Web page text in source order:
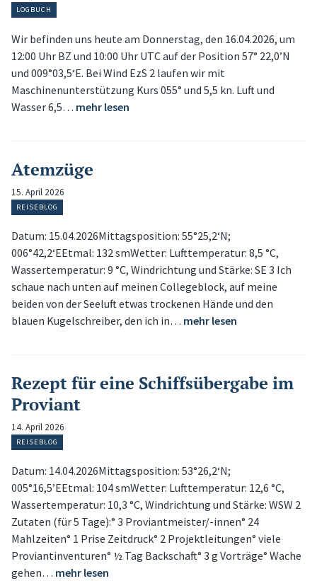
LOGBUCH
Wir befinden uns heute am Donnerstag, den 16.04.2026, um
12:00 Uhr BZ und 10:00 Uhr UTC auf der Position 57° 22,0’N
und 009°03,5‘E. Bei Wind EzS 2 laufen wir mit
Maschinenunterstützung Kurs 055° und 5,5 kn. Luft und
Wasser 6,5… mehr lesen
Atemzüge
15. April 2026
REISEBLOG
Datum: 15.04.2026Mittagsposition: 55°25,2‘N;
006°42,2‘EEtmal: 132 smWetter: Lufttemperatur: 8,5 °C,
Wassertemperatur: 9 °C, Windrichtung und Stärke: SE 3 Ich
schaue nach unten auf meinen Collegeblock, auf meine
beiden von der Seeluft etwas trockenen Hände und den
blauen Kugelschreiber, den ich in… mehr lesen
Rezept für eine Schiffsübergabe im
Proviant
14. April 2026
REISEBLOG
Datum: 14.04.2026Mittagsposition: 53°26,2‘N;
005°16,5’EEtmal: 104 smWetter: Lufttemperatur: 12,6 °C,
Wassertemperatur: 10,3 °C, Windrichtung und Stärke: WSW 2
Zutaten (für 5 Tage):° 3 Proviantmeister/-innen° 24
Mahlzeiten° 1 Prise Zeitdruck° 2 Projektleitungen° viele
Proviantinventuren° ½ Tag Backschaft° 3 g Vorträge° Wache
gehen… mehr lesen